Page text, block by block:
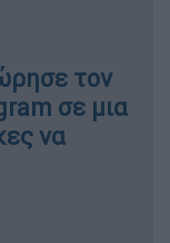
τον
σε μια
να